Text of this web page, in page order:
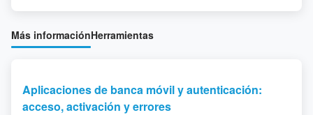
Más informaciónHerramientas
Aplicaciones de banca móvil y autenticación:
acceso, activación y errores